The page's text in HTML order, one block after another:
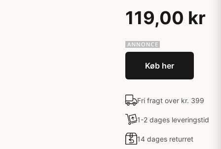
119,00 kr
Køb her
Fri fragt over kr. 399
1-2 dages leveringstid
14 dages returret